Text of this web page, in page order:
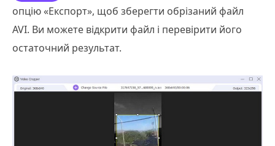
опцію «Експорт», щоб зберегти обрізаний файл
AVI. Ви можете відкрити файл і перевірити його
остаточний результат.